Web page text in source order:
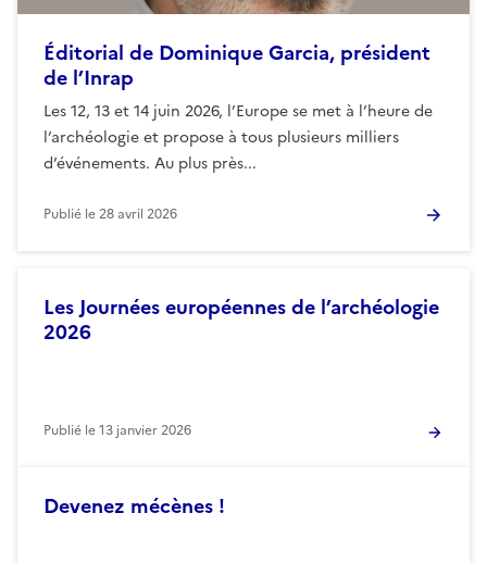
Éditorial de Dominique Garcia, président
de l’Inrap
Les 12, 13 et 14 juin 2026, l’Europe se met à l’heure de
l’archéologie et propose à tous plusieurs milliers
d’événements. Au plus près...
Publié le28 avril 2026
Les Journées européennes de l’archéologie
2026
Publié le13 janvier 2026
Devenez mécènes !